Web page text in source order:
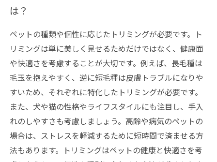
は？
ペットの種類や個性に応じたトリミングが必要です。ト
リミングは単に美しく見せるためだけではなく、健康面
や快適さを考慮することが大切です。例えば、長毛種は
毛玉を抱えやすく、逆に短毛種は皮膚トラブルになりや
すいため、それぞれに特化したトリミングが必要です。
また、犬や猫の性格やライフスタイルにも注目し、手入
れのしやすさも考慮しましょう。高齢や病気のペットの
場合は、ストレスを軽減するために短時間で済ませる方
法もあります。トリミングはペットの健康と快適さを考